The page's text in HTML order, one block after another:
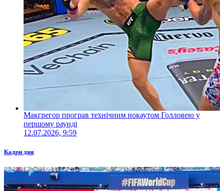
Макгрегор програв технічним нокаутом Голловею у
першому раунді
12.07.2026, 9:59
Кадри дня